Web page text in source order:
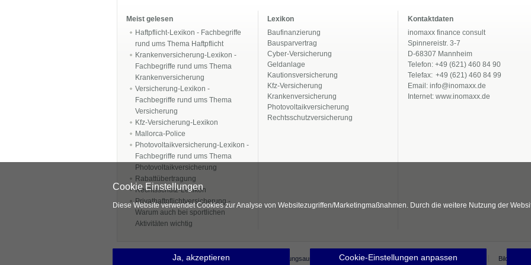
Meist gelesen
Haftpflicht-Lexikon - Fachbegriffe
rund ums Thema Haftpflicht
Krankenversicherung-Lexikon -
Fachbegriffe rund ums Thema
Krankenversicherung
Versicherung-Lexikon -
Fachbegriffe rund ums Thema
Versicherung
Kfz-Versicherung-Lexikon
Mallorca-Police
Photovoltaikversicherung-Lexikon -
Fachbegriffe rund ums Thema
Photovoltaikversicherung
Rabattübertragung
Rechtsschutz-Lexikon
Privathaftpflichtversicherung -
Warum auch bei sportlichen
Aktivitäten wichtig
Lexikon
Baufinanzierung
Bausparvertrag
Cyber-Versicherung
Geldanlage
Kautionsversicherung
Kfz-Versicherung
Krankenversicherung
Photovoltaikversicherung
Rechtsschutzversicherung
Kontaktdaten
inomaxx finance consult
Spinnereistr. 3-7
D-68307 Mannheim
Telefon: +49 (621) 460 84 90
Telefax: +49 (621) 460 84 99
Email: info@inomaxx.de
Internet: www.inomaxx.de
Impressum Disclaimer (Haftungsausschluss) Datenschutzerklärung Erstinformation
Cookie Einstellungen
Diese Website verwendet Cookies zur Analyse von Websitezugriffen/Marketingmaßnahmen. Durch die weitere Nutzung der
Ja, akzeptieren Cookie-Einstellungen anpassen